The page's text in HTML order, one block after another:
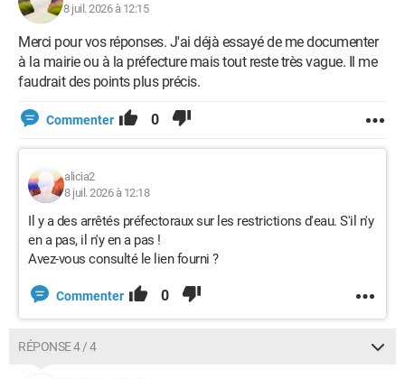
8 juil. 2026 à 12:15
Merci pour vos réponses. J'ai déjà essayé de me documenter
à la mairie ou à la préfecture mais tout reste très vague. Il me
faudrait des points plus précis.
Commenter 0
alicia2
8 juil. 2026 à 12:18
Il y a des arrêtés préfectoraux sur les restrictions d'eau. S'il n'y
en a pas, il n'y en a pas !
Avez-vous consulté le lien fourni ?
Commenter 0
RÉPONSE 4 / 4